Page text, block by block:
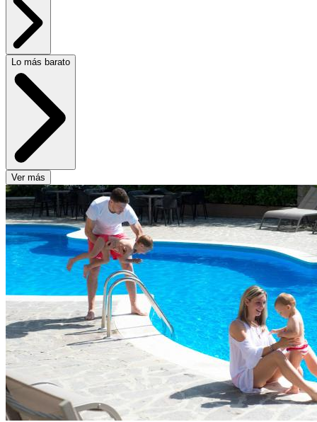
Lo más barato
Ver más